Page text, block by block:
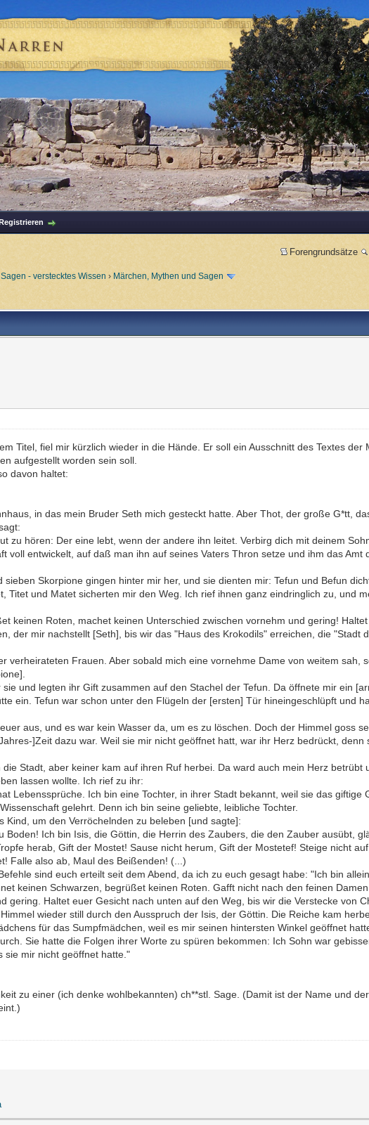
Forengrundsätze
- verstecktes Wissen › Märchen, Mythen und Sagen
Titel, fiel mir kürzlich wieder in die Hände. Er soll ein Ausschnitt des Textes der
aufgestellt worden sein soll.
davon haltet:
in das mein Bruder Seth mich gesteckt hatte. Aber Thot, der große G*tt,
zu hören: Der eine lebt, wenn der andere ihn leitet. Verbirg dich mit deinem
voll entwickelt, auf daß man ihn auf seines Vaters Thron setze und ihm das Amt
sieben Skorpione gingen hinter mir her, und sie dienten mir: Tefun und Befun
Titet und Matet sicherten mir den Weg. Ich rief ihnen ganz eindringlich zu, und
keinen Roten, machet keinen Unterschied zwischen vornehm und gering!
der mir nachstellt [Seth], bis wir das "Haus des Krokodils" erreichen, die "Stadt
verheirateten Frauen. Aber sobald mich eine vornehme Dame von weitem sah,
und legten ihr Gift zusammen auf den Stachel der Tefun. Da öffnete mir ein
ein. Tefun war schon unter den Flügeln der [ersten] Tür hineingeschlüpft und
aus, und es war kein Wasser da, um es zu löschen. Doch der Himmel goss
]Zeit dazu war. Weil sie mir nicht geöffnet hatt, war ihr Herz bedrückt,
Stadt, aber keiner kam auf ihren Ruf herbei. Da ward auch mein Herz betrübt
lassen wollte. Ich rief zu ihr:
Lebenssprüche. Ich bin eine Tochter, in ihrer Stadt bekannt, weil sie das giftige
gelehrt. Denn ich bin seine geliebte, leibliche Tochter.
Kind, um den Verröchelnden zu beleben [und sagte]:
Boden! Ich bin Isis, die Göttin, die Herrin des Zaubers, die den Zauber ausübt,
herab, Gift der Mostet! Sause nicht herum, Gift der Mostetef! Steige nicht
Falle also ab, Maul des Beißenden! (...)
sind euch erteilt seit dem Abend, da ich zu euch gesagt habe: "Ich bin
keinen Schwarzen, begrüßet keinen Roten. Gafft nicht nach den feinen
gering. Haltet euer Gesicht nach unten auf den Weg, bis wir die Verstecke von
wieder still durch den Ausspruch der Isis, der Göttin. Die Reiche kam
für das Sumpfmädchen, weil es mir seinen hintersten Winkel geöffnet
Sie hatte die Folgen ihrer Worte zu spüren bekommen: Ich Sohn war
sie mir nicht geöffnet hatte."
zu einer (ich denke wohlbekannten) ch**stl. Sage. (Damit ist der Name und